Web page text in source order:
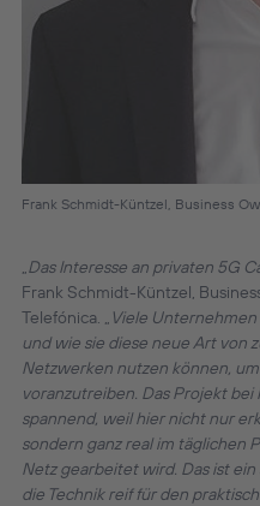
Frank Schmidt-Küntzel, Business
„Das Interesse an privaten 5G
Frank Schmidt-Küntzel,
Telefónica. „ Viele
und wie sie diese neue Art von
Netzwerken nutzen können,
voranzutreiben. Das Projekt
spannend, weil hier nicht nur
sondern ganz real im täglichen
Netz gearbeitet wird. Das ist ein
die Technik reif für den